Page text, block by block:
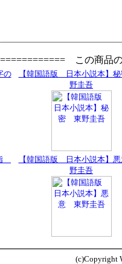
この商品
の
【韓国語版 日本小説本】
野圭吾
【韓国語版 日本小説本】
野圭吾
(c)Copyright